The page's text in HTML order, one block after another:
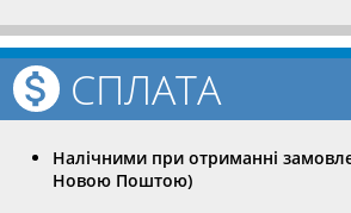
СПЛАТА
Налічними при отриманні
Новою Поштою)